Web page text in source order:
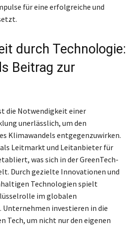
für eine erfolgreiche und
durch Technologie:
Beitrag zur
die Notwendigkeit einer
unerlässlich, um den
Klimawandels entgegenzuwirken.
Leitmarkt und Leitanbieter für
was sich in der GreenTech-
Durch gezielte Innovationen und
Technologien spielt
im globalen
investieren in die
Tech, um nicht nur den eigenen